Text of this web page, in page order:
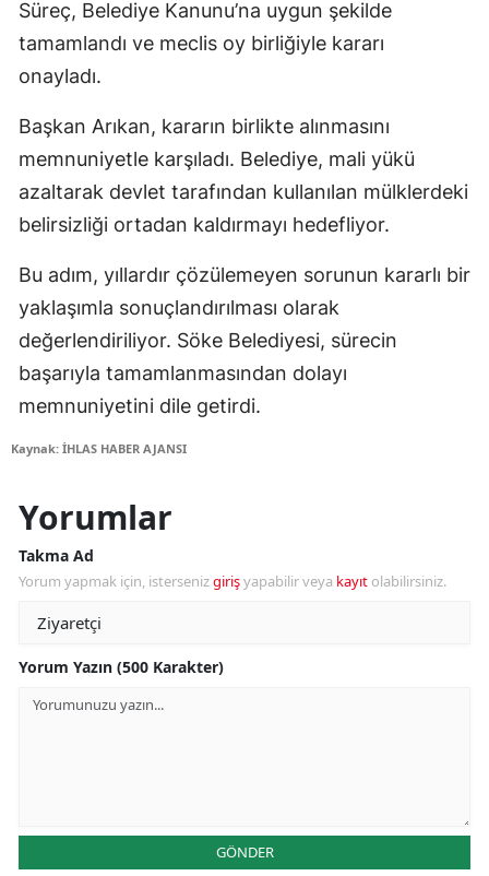
Süreç, Belediye Kanunu’na uygun şekilde
tamamlandı ve meclis oy birliğiyle kararı
onayladı.
Başkan Arıkan, kararın birlikte alınmasını
memnuniyetle karşıladı. Belediye, mali yükü
azaltarak devlet tarafından kullanılan mülklerdeki
belirsizliği ortadan kaldırmayı hedefliyor.
Bu adım, yıllardır çözülemeyen sorunun kararlı bir
yaklaşımla sonuçlandırılması olarak
değerlendiriliyor. Söke Belediyesi, sürecin
başarıyla tamamlanmasından dolayı
memnuniyetini dile getirdi.
Kaynak: İHLAS HABER AJANSI
Yorumlar
Takma Ad
Yorum yapmak için, istersenizgirişyapabilir veya kayıt olabilirsiniz.
Yorum Yazın (500 Karakter)
GÖNDER